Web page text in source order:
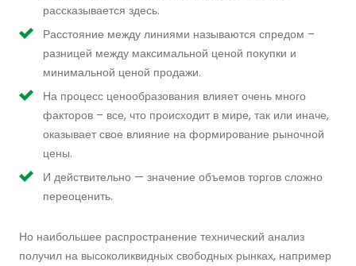
рассказывается здесь.
Расстояние между линиями называются спредом –
разницей между максимальной ценой покупки и
минимальной ценой продажи.
На процесс ценообразования влияет очень много
факторов – все, что происходит в мире, так или иначе,
оказывает свое влияние на формирование рыночной
цены.
И действительно — значение объемов торгов сложно
переоценить.
Но наибольшее распространение технический анализ
получил на высоколиквидных свободных рынках, например